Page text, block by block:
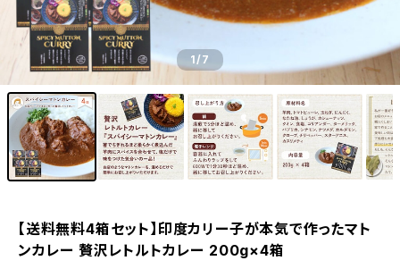
1/7
【送料無料4箱セット】印度カリー子が本気で作ったマト
ンカレー 贅沢レトルトカレー 200g×4箱